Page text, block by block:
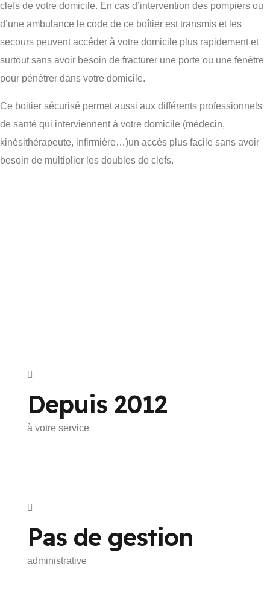
clefs de votre domicile. En cas d’intervention des pompiers ou
d’une ambulance le code de ce boîtier est transmis et les
secours peuvent accéder à votre domicile plus rapidement et
surtout sans avoir besoin de fracturer une porte ou une fenêtre
pour pénétrer dans votre domicile.
Ce boitier sécurisé permet aussi aux différents professionnels
de santé qui interviennent à votre domicile (médecin,
kinésithérapeute, infirmière…)un accès plus facile sans avoir
besoin de multiplier les doubles de clefs.
Depuis 2012
à votre service
Pas de gestion
administrative